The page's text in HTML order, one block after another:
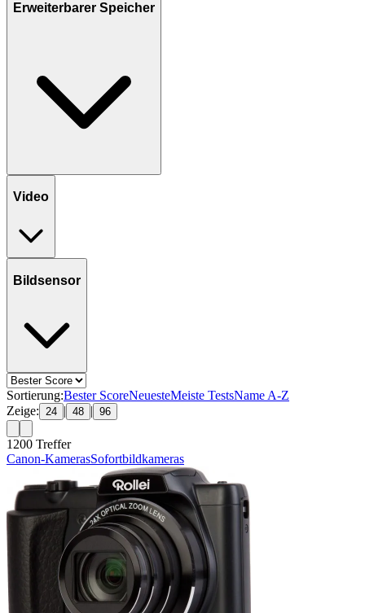
Erweiterbarer Speicher
Video
Bildsensor
Sortierung:Bester ScoreNeuesteMeiste TestsName A-Z
Zeige: 24 | 48 | 96
1200 Treffer
Canon-KamerasSofortbildkameras